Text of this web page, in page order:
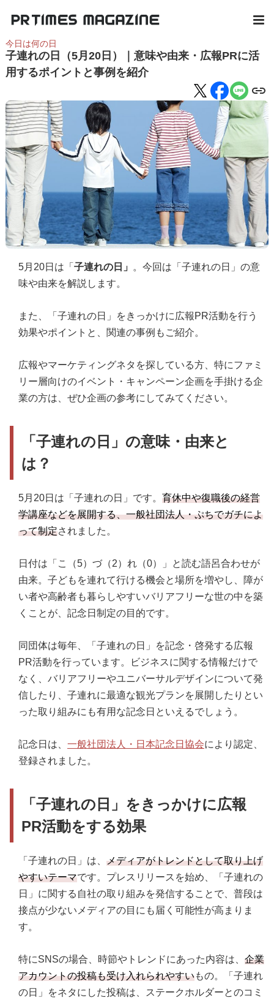
今日は何の日
子連れの日（5月20日）｜意味や由来・広報PRに活
用するポイントと事例を紹介
5月20日は「 子連れの日」
。今回は「子連れの日」の意
味や由来を解説します。
また、「子連れの日」をきっかけに広報PR活動を行う
効果やポイントと、関連の事例もご紹介。
広報やマーケティングネタを探している方、特にファミ
リー層向けのイベント・キャンペーン企画を手掛ける企
業の方は、ぜひ企画の参考にしてみてください。
「子連れの日」の意味・由来と
は？
5月20日は「子連れの日」です。 育休中や復職後の経営
学講座などを展開する、一般社団法人・ぷちでガチによ
って制定されました。
日付は「こ（5）づ（2）れ（0）」と読む語呂合わせが
由来。子どもを連れて行ける機会と場所を増やし、障が
い者や高齢者も暮らしやすいバリアフリーな世の中を築
くことが、記念日制定の目的です。
同団体は毎年、「子連れの日」を記念・啓発する広報
PR活動を行っています。ビジネスに関する情報だけで
なく、バリアフリーやユニバーサルデザインについて発
信したり、子連れに最適な観光プランを展開したりとい
った取り組みにも有用な記念日といえるでしょう。
記念日は、 一般社団法人・日本記念日協会により認定、
登録されました。
「子連れの日」をきっかけに広報
PR活動をする効果
「子連れの日」は、 メディアがトレンドとして取り上げ
やすいテーマです。プレスリリースを始め、「子連れの
日」に関する自社の取り組みを発信することで、普段は
接点が少ないメディアの目にも届く可能性が高まりま
す。
特にSNSの場合、時節やトレンドにあった内容は、 企業
アカウントの投稿も受け入れられやすいもの。「子連れ
の日」をネタにした投稿は、ステークホルダーとのコミ